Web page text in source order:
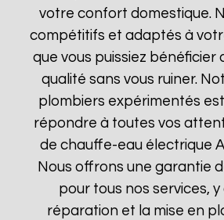
votre confort domestique.
compétitifs et adaptés à
que vous puissiez bénéficier
qualité sans vous ruiner.
plombiers expérimentés
répondre à toutes vos
de chauffe-eau électrique
Nous offrons une garantie
pour tous nos services,
réparation et la mise en